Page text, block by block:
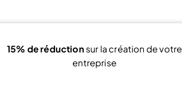
15% de réduction sur la création de votre
entreprise